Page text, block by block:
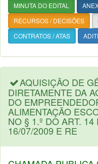
MINUTA DO EDITAL
RECURSOS / DECISÕES
CONTRATOS / ATAS
AQUISIÇÃO DE
DIRETAMENTE DA
DO
ALIMENTAÇÃO
NO § 1.º DO ART.
16/07/2009 E RE